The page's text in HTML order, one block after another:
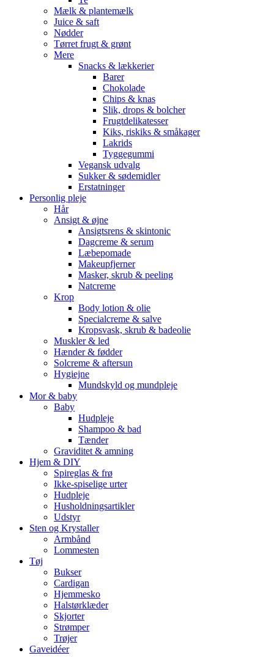
Mælk & plantemælk
Juice & saft
Nødder
Tørret frugt & grønt
Mere
Snacks & lækkerier
Barer
Chokolade
Chips & knas
Slik, drops & bolcher
Frugtdelikatesser
Kiks, riskiks & småkager
Lakrids
Tyggegummi
Vegansk udvalg
Sukker & sødemidler
Erstatninger
Personlig pleje
Hår
Ansigt & øjne
Ansigtsrens & skintonic
Dagcreme & serum
Læbepomade
Makeupfjerner
Masker, skrub & peeling
Natcreme
Krop
Body lotion & olie
Specialcreme & salve
Kropsvask, skrub & badeolie
Muskler & led
Hænder & fødder
Solcreme & aftersun
Hygiejne
Mundskyld og mundpleje
Mor & baby
Baby
Hudpleje
Shampoo & bad
Tænder
Graviditet & amning
Hjem & DIY
Spireglas & frø
Ikke-spiselige urter
Hudpleje
Husholdningsartikler
Udstyr
Sten og Krystaller
Armbånd
Lommesten
Tøj
Bukser
Cardigan
Hjemmesko
Halstørklæder
Skjorter
Strømper
Trøjer
Gaveidéer